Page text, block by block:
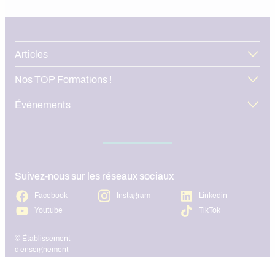
Articles
Nos TOP Formations !
Événements
Suivez-nous sur les réseaux sociaux
Facebook Instagram
Linkedin
Youtube
TikTok
© Établissement
d’enseignement